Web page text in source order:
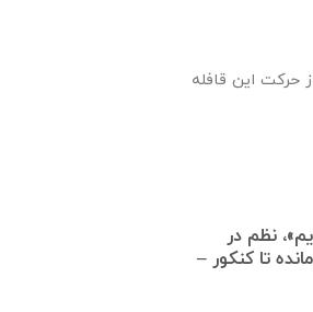
حرکت این قافله
نظم در
تا کنکور –